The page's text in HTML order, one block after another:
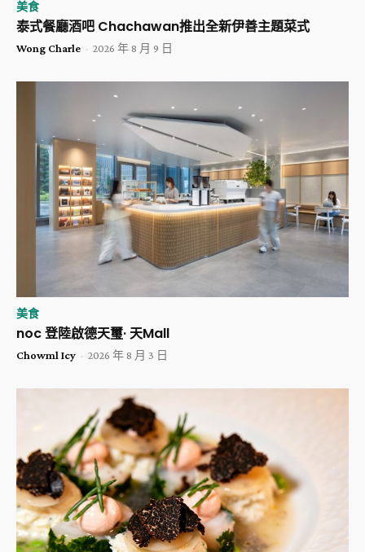
美食
泰式餐廳酒吧 Chachawan推出全新伊善主題菜式
Wong Charle - 2026 年 8 月 9 日
美食
noc 登陸啟德天璽· 天Mall
Chowml Icy - 2026 年 8 月 3 日